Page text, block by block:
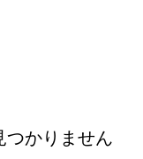
つかりません